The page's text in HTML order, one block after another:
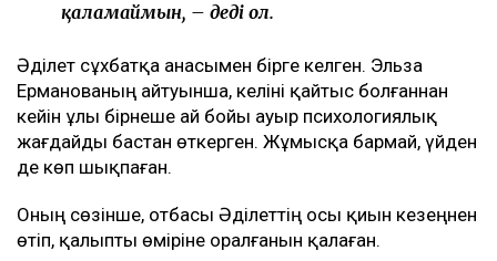
қаламаймын, – деді ол.
Әділет сұхбатқа анасымен бірге келген. Эльза
Ерманованың айтуынша, келіні қайтыс болғаннан
кейін ұлы бірнеше ай бойы ауыр психологиялық
жағдайды бастан өткерген. Жұмысқа бармай, үйден
де көп шықпаған.
Оның сөзінше, отбасы Әділеттің осы қиын кезеңнен
өтіп, қалыпты өміріне оралғанын қалаған.